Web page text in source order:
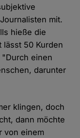
mit.
hieße die
lässt 50 Kurden
einen
darunter
klingen, doch
dann möchte
von einem